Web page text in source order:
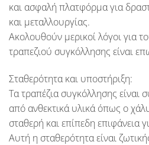
και ασφαλή πλατφόρμα για
και μεταλλουργίας.
Ακολουθούν μερικοί λόγοι για
τραπεζιού συγκόλλησης είναι
Σταθερότητα και υποστήριξη:
Τα τραπέζια συγκόλλησης
από ανθεκτικά υλικά όπως ο
σταθερή και επίπεδη επιφάνεια
Αυτή η σταθερότητα είναι